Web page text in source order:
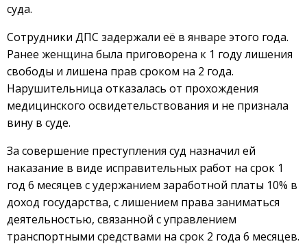
суда.
Сотрудники ДПС задержали её в январе этого года.
Ранее женщина была приговорена к 1 году лишения
свободы и лишена прав сроком на 2 года.
Нарушительница отказалась от прохождения
медицинского освидетельствования и не признала
вину в суде.
За совершение преступления суд назначил ей
наказание в виде исправительных работ на срок 1
год 6 месяцев с удержанием заработной платы 10% в
доход государства, с лишением права заниматься
деятельностью, связанной с управлением
транспортными средствами на срок 2 года 6 месяцев.